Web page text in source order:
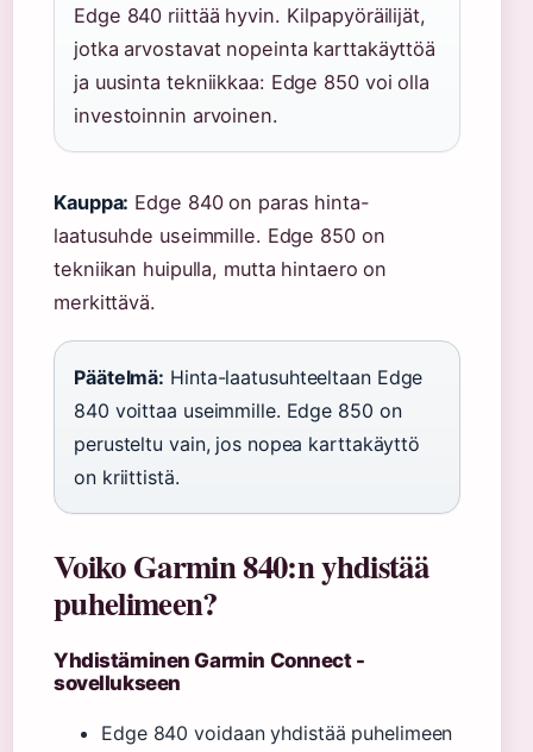
Edge 840 riittää hyvin. Kilpapyöräilijät,
jotka arvostavat nopeinta karttakäyttöä
ja uusinta tekniikkaa: Edge 850 voi olla
investoinnin arvoinen.
Kauppa: Edge 840 on paras hinta-
laatusuhde useimmille. Edge 850 on
tekniikan huipulla, mutta hintaero on
merkittävä.
Päätelmä: Hinta-laatusuhteeltaan Edge
840 voittaa useimmille. Edge 850 on
perusteltu vain, jos nopea karttakäyttö
on kriittistä.
Voiko Garmin 840:n yhdistää
puhelimeen?
Yhdistäminen Garmin Connect -
sovellukseen
Edge 840 voidaan yhdistää puhelimeen